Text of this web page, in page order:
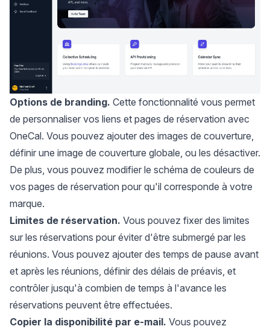
Options de branding. Cette fonctionnalité vous permet
de personnaliser vos liens et pages de réservation avec
OneCal. Vous pouvez ajouter des images de couverture,
définir une image de couverture globale, ou les désactiver.
De plus, vous pouvez modifier le schéma de couleurs de
vos pages de réservation pour qu'il corresponde à votre
marque.
Limites de réservation. Vous pouvez fixer des limites
sur les réservations pour éviter d'être submergé par les
réunions. Vous pouvez ajouter des temps de pause avant
et après les réunions, définir des délais de préavis, et
contrôler jusqu'à combien de temps à l'avance les
réservations peuvent être effectuées.
Copier la disponibilité par e-mail. Vous pouvez